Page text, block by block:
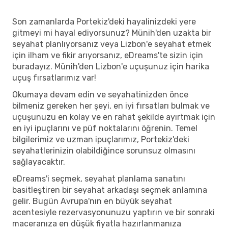
Son zamanlarda Portekiz'deki hayalinizdeki yere
gitmeyi mi hayal ediyorsunuz? Münih'den uzakta bir
seyahat planlıyorsanız veya Lizbon'e seyahat etmek
için ilham ve fikir arıyorsanız, eDreams'te sizin için
buradayız. Münih'den Lizbon'e uçuşunuz için harika
uçuş fırsatlarımız var!
Okumaya devam edin ve seyahatinizden önce
bilmeniz gereken her şeyi, en iyi fırsatları bulmak ve
uçuşunuzu en kolay ve en rahat şekilde ayırtmak için
en iyi ipuçlarını ve püf noktalarını öğrenin. Temel
bilgilerimiz ve uzman ipuçlarımız, Portekiz'deki
seyahatlerinizin olabildiğince sorunsuz olmasını
sağlayacaktır.
eDreams'i seçmek, seyahat planlama sanatını
basitleştiren bir seyahat arkadaşı seçmek anlamına
gelir. Bugün Avrupa'nın en büyük seyahat
acentesiyle rezervasyonunuzu yaptırın ve bir sonraki
maceranıza en düşük fiyatla hazırlanmanıza